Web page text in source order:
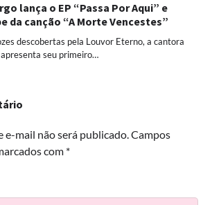
lança o EP “Passa Por Aqui” e
da canção “A Morte Vencestes”
descobertas pela Louvor Eterno, a cantora
seu primeiro…
e-mail não será publicado.Campos
com *